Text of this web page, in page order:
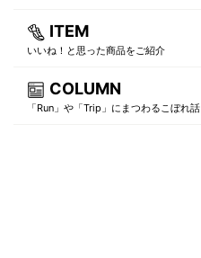
ITEM
いいね！と思った商品をご紹介
COLUMN
「Run」や「Trip」にまつわるこぼれ話